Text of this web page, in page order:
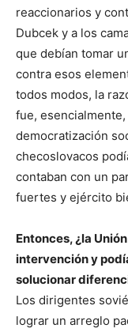
reaccionarios y
Dubcek y a los
que debían tomar
contra esos
todos modos, la
fue,
democratización
checoslovacos
contaban con un
fuertes y ejército
Entonces, ¿la
intervención y
solucionar
Los dirigentes
lograr un arreglo